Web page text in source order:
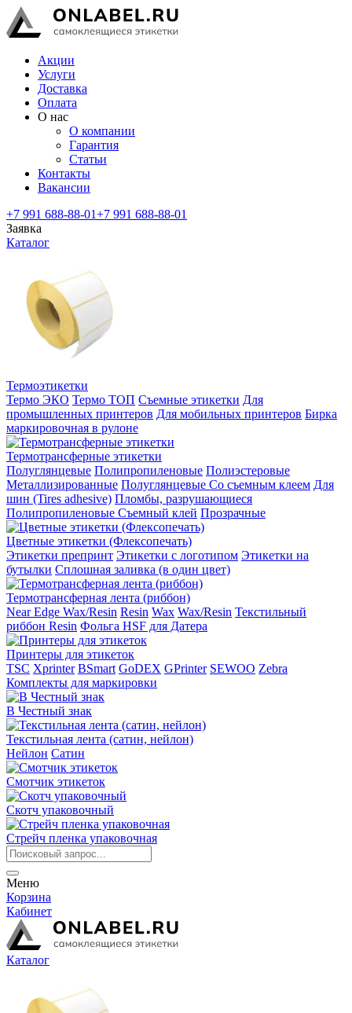
Акции
Услуги
Доставка
Оплата
О нас
О компании
Гарантия
Статьи
Контакты
Вакансии
+7 991 688-88-01+7 991 688-88-01
Заявка
Каталог
Термоэтикетки
Термо ЭКО Термо ТОП Съемные этикетки Для
промышленных принтеров Для мобильных принтеров Бирка
маркировочная в рулоне
Термотрансферные этикетки
Полуглянцевые Полипропиленовые Полиэстеровые
Металлизированные Полуглянцевые Со съемным клеем Для
шин (Tires adhesive) Пломбы, разрушающиеся
Полипропиленовые Съемный клей Прозрачные
Цветные этикетки (Флексопечать)
Этикетки препринт Этикетки с логотипом Этикетки на
бутылки Сплошная заливка (в один цвет)
Термотрансферная лента (риббон)
Near Edge Wax/Resin Resin Wax Wax/Resin Текстильный
риббон Resin Фольга HSF для Датера
Принтеры для этикеток
TSC Xprinter BSmart GoDEX GPrinter SEWOO Zebra
Комплекты для маркировки
В Честный знак
Текстильная лента (сатин, нейлон)
Нейлон Сатин
Смотчик этикеток
Скотч упаковочный
Стрейч пленка упаковочная
Меню
Корзина
Кабинет
Каталог